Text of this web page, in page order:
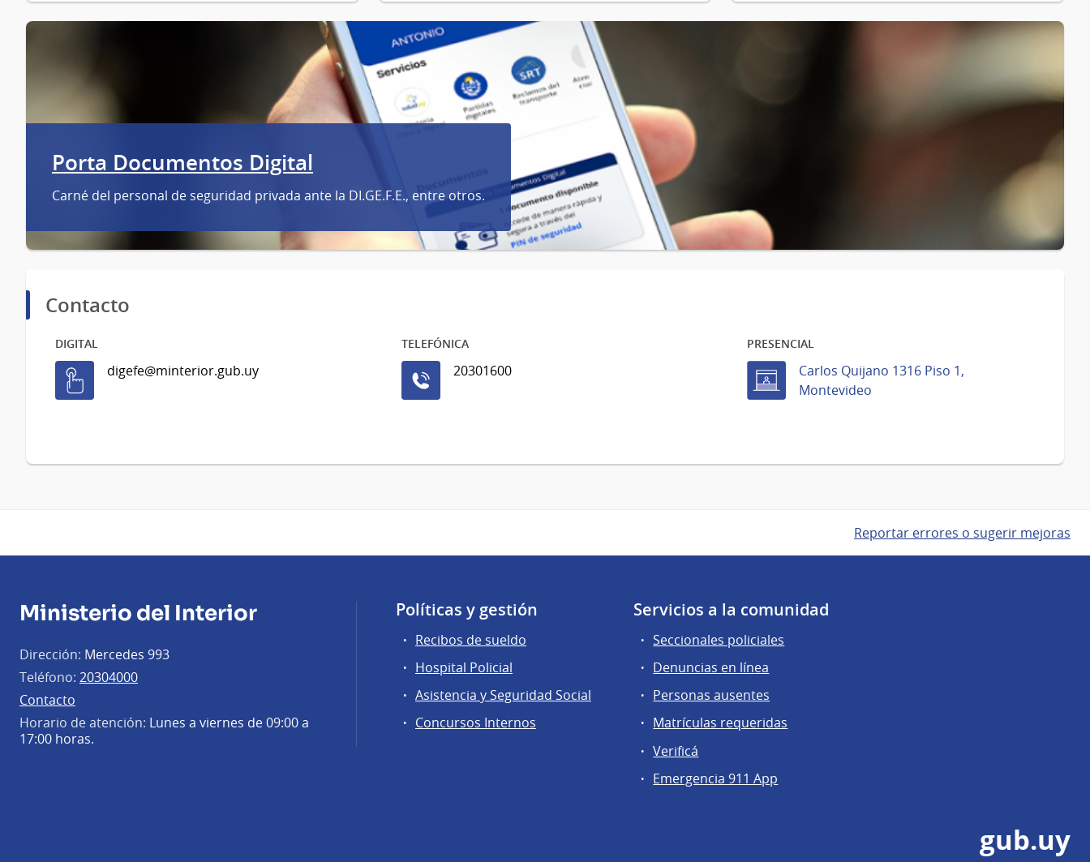
Porta Documentos Digital
Carné del personal de seguridad privada ante la DI.GE.F.E., entre otros.
Contacto
DIGITAL
digefe@minterior.gub.uy
TELEFÓNICA
20301600
PRESENCIAL
Carlos Quijano 1316 Piso 1,
Montevideo
Reportar errores o sugerir mejoras
Ministerio del Interior
Dirección: Mercedes 993
Teléfono: 20304000
Contacto
Horario de atención: Lunes a viernes de 09:00 a
17:00 horas.
Políticas y gestión
Recibos de sueldo
Hospital Policial
Asistencia y Seguridad Social
Concursos Internos
Servicios a la comunidad
Seccionales policiales
Denuncias en línea
Personas ausentes
Matrículas requeridas
Verificá
Emergencia 911 App
gub.uy